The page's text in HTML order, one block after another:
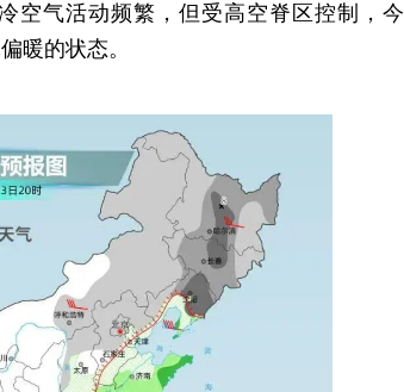
空气活动频繁，但受高空脊区控制，今
暖的状态。